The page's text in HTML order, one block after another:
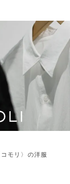
モリ〉の洋服